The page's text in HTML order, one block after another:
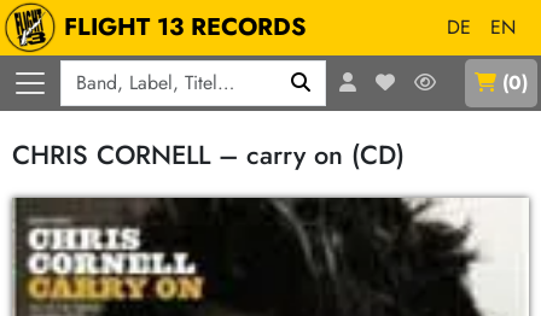
FLIGHT 13 RECORDS DE
EN
(0)
CHRIS CORNELL – carry on (CD)